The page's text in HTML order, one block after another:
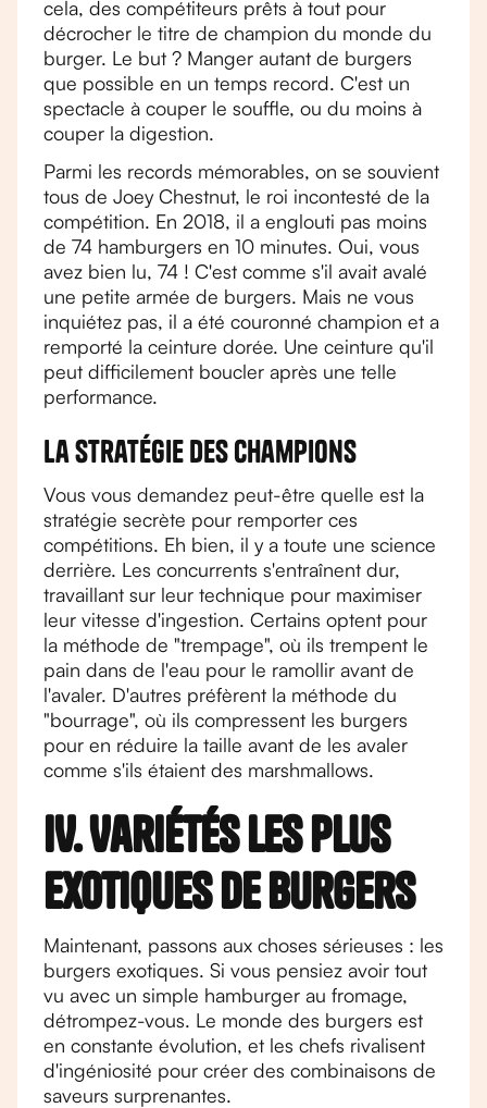
cela, des compétiteurs prêts à tout pour
décrocher le titre de champion du monde du
burger. Le but ? Manger autant de burgers
que possible en un temps record. C'est un
spectacle à couper le souffle, ou du moins à
couper la digestion.
Parmi les records mémorables, on se souvient
tous de Joey Chestnut, le roi incontesté de la
compétition. En 2018, il a englouti pas moins
de 74 hamburgers en 10 minutes. Oui, vous
avez bien lu, 74 ! C'est comme s'il avait avalé
une petite armée de burgers. Mais ne vous
inquiétez pas, il a été couronné champion et a
remporté la ceinture dorée. Une ceinture qu'il
peut difficilement boucler après une telle
performance.
La stratégie des champions
Vous vous demandez peut-être quelle est la
stratégie secrète pour remporter ces
compétitions. Eh bien, il y a toute une science
derrière. Les concurrents s'entraînent dur,
travaillant sur leur technique pour maximiser
leur vitesse d'ingestion. Certains optent pour
la méthode de "trempage", où ils trempent le
pain dans de l'eau pour le ramollir avant de
l'avaler. D'autres préfèrent la méthode du
"bourrage", où ils compressent les burgers
pour en réduire la taille avant de les avaler
comme s'ils étaient des marshmallows.
IV. Variétés les plus
exotiques de burgers
Maintenant, passons aux choses sérieuses : les
burgers exotiques. Si vous pensiez avoir tout
vu avec un simple hamburger au fromage,
détrompez-vous. Le monde des burgers est
en constante évolution, et les chefs rivalisent
d'ingéniosité pour créer des combinaisons de
saveurs surprenantes.